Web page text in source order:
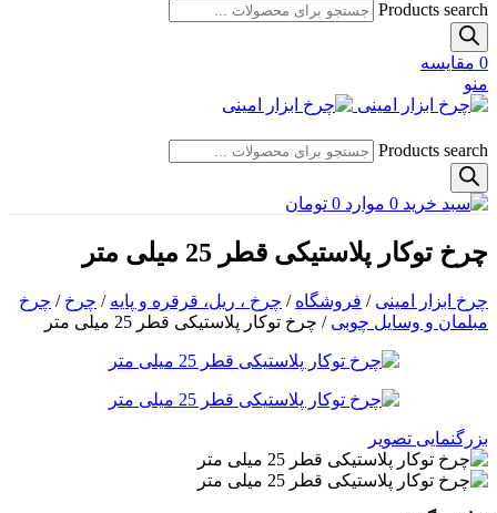
Products search
0 مقایسه
منو
Products search
0 موارد 0 تومان
چرخ توکار پلاستیکی قطر 25 میلی متر
چرخ ابزار امینی / فروشگاه / چرخ ، ریل، قرقره و پایه / چرخ / چرخ
مبلمان و وسایل چوبی / چرخ توکار پلاستیکی قطر 25 میلی متر
بزرگنمایی تصویر